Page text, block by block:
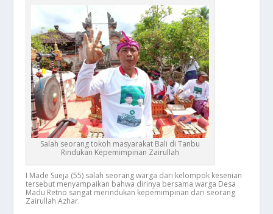
Salah seorang tokoh masyarakat Bali di Tanbu
Rindukan Kepemimpinan Zairullah
I Made Sueja (55) salah seorang warga dari kelompok kesenian
tersebut menyampaikan bahwa dirinya bersama warga Desa
Madu Retno sangat merindukan kepemimpinan dari seorang
Zairullah Azhar.